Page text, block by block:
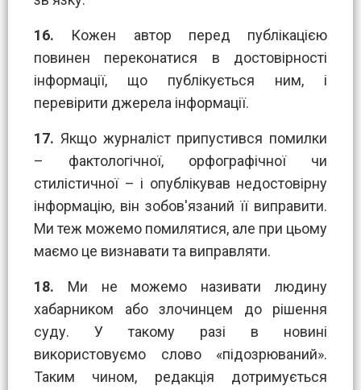
16. Кожен автор перед публікацією
повинен переконатися в достовірності
інформації, що публікується ним, і
перевірити джерела інформації.
17. Якщо журналіст припустився помилки
– фактологічної, орфографічної чи
стилістичної – і опублікував недостовірну
інформацію, він зобов'язаний її виправити.
Ми теж можемо помилятися, але при цьому
маємо це визнавати та виправляти.
18. Ми не можемо називати людину
хабарником або злочинцем до рішення
суду. У такому разі в новині
використовуємо слово «підозрюваний».
Таким чином, редакція дотримується